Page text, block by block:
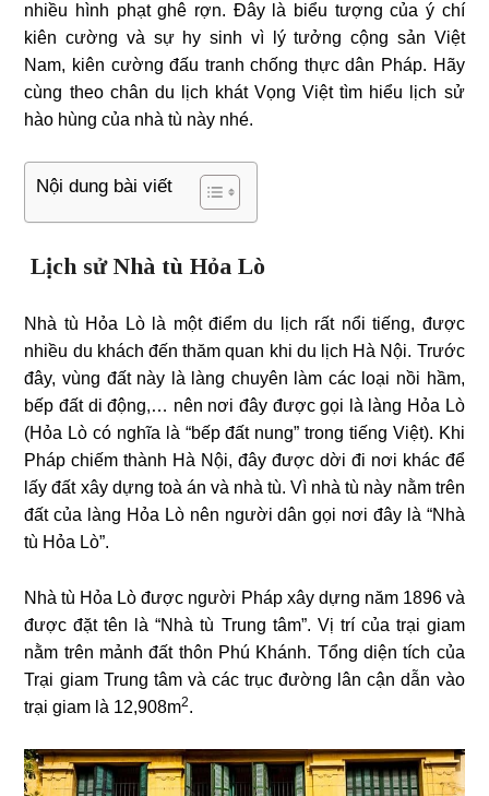
nhiều hình phạt ghê rợn. Đây là biểu tượng của ý chí
kiên cường và sự hy sinh vì lý tưởng cộng sản Việt
Nam, kiên cường đấu tranh chống thực dân Pháp. Hãy
cùng theo chân du lịch khát Vọng Việt tìm hiểu lịch sử
hào hùng của nhà tù này nhé.
Nội dung bài viết
Lịch sử Nhà tù Hỏa Lò
Nhà tù Hỏa Lò là một điểm du lịch rất nổi tiếng, được
nhiều du khách đến thăm quan khi du lịch Hà Nội. Trước
đây, vùng đất này là làng chuyên làm các loại nồi hầm,
bếp đất di động,… nên nơi đây được gọi là làng Hỏa Lò
(Hỏa Lò có nghĩa là “bếp đất nung” trong tiếng Việt). Khi
Pháp chiếm thành Hà Nội, đây được dời đi nơi khác để
lấy đất xây dựng toà án và nhà tù. Vì nhà tù này nằm trên
đất của làng Hỏa Lò nên người dân gọi nơi đây là “Nhà
tù Hỏa Lò”.
Nhà tù Hỏa Lò được người Pháp xây dựng năm 1896 và
được đặt tên là “Nhà tù Trung tâm”. Vị trí của trại giam
nằm trên mảnh đất thôn Phú Khánh. Tổng diện tích của
Trại giam Trung tâm và các trục đường lân cận dẫn vào
trại giam là 12,908m2.